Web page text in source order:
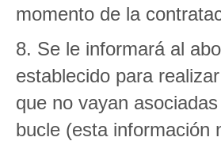
momento de la
8. Se le informará al
establecido para
que no vayan
bucle (esta información